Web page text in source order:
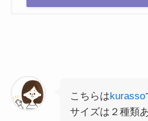
こちらはkurasso
サイズは２種類